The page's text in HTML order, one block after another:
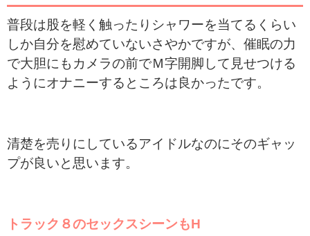
普段は股を軽く触ったりシャワーを当てるくらい
しか自分を慰めていないさやかですが、催眠の力
で大胆にもカメラの前でＭ字開脚して見せつける
ようにオナニーするところは良かったです。
清楚を売りにしているアイドルなのにそのギャッ
プが良いと思います。
トラック８のセックスシーンもH